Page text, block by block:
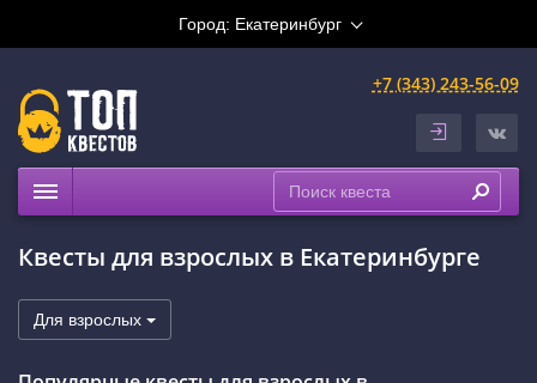
Город: Екатеринбург
+7 (343) 243-56-09
Расписание
Рейтинги
На карте
Сертификаты
Квесты для взрослых в Екатеринбурге
Для взрослых